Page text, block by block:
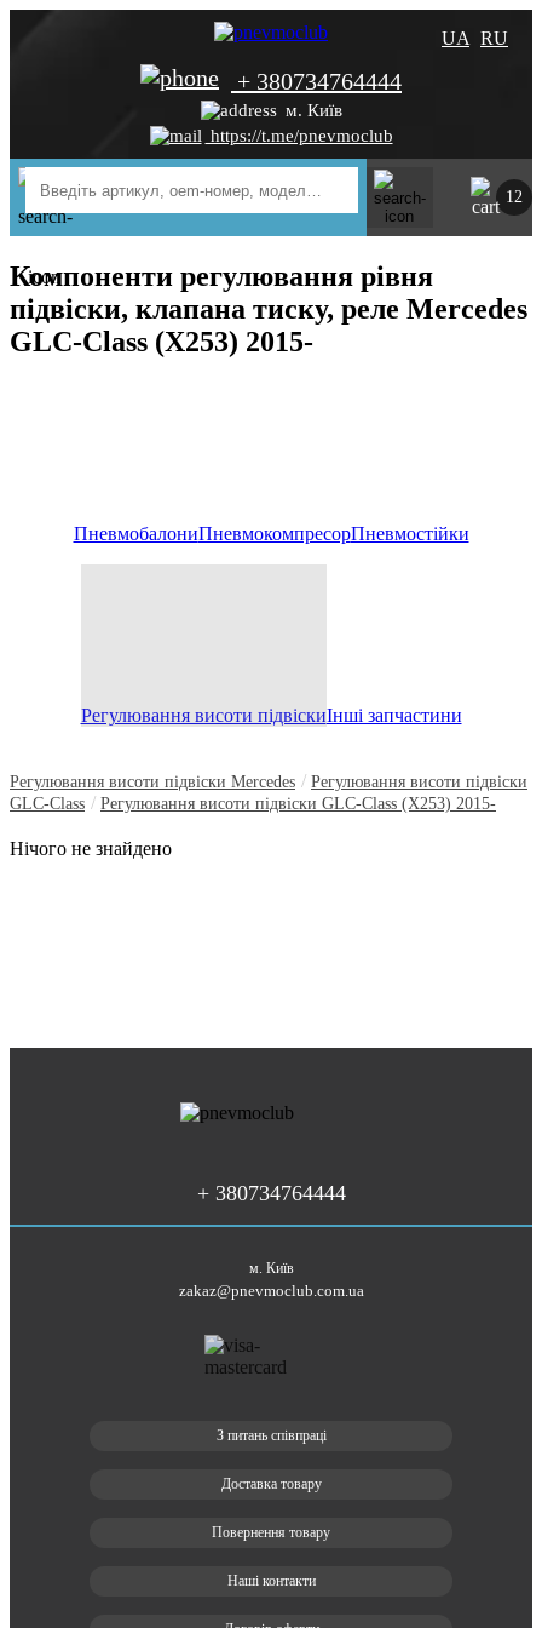
UA RU
+ 380734764444
м. Київ
https://t.me/pnevmoclub
12
Компоненти регулювання рівня
підвіски, клапана тиску, реле Mercedes
GLC-Class (X253) 2015-
ПневмобалониПневмокомпресорПневмостійки
Регулювання висоти підвіскиІнші запчастини
Регулювання висоти підвіски Mercedes / Регулювання висоти підвіски
GLC-Class / Регулювання висоти підвіски GLC-Class (X253) 2015-
Нічого не знайдено
+ 380734764444
м. Київ
zakaz@pnevmoclub.com.ua
З питань співпраці
Доставка товару
Повернення товару
Наші контакти